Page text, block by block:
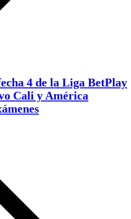
4 de la Liga BetPlay
Cali y América